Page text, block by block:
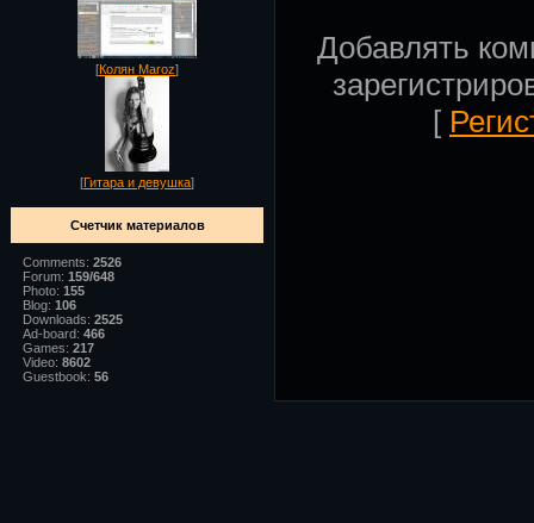
[Колян Maroz]
[Гитара и девушка]
Счетчик материалов
Comments: 2526
Forum: 159/648
Photo: 155
Blog: 106
Downloads: 2525
Ad-board: 466
Games: 217
Video: 8602
Guestbook: 56
Добавлять
[